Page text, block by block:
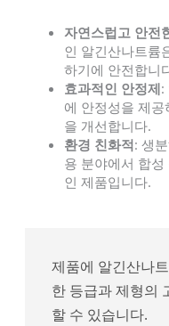
자연스럽고 안전
인 알긴산나트륨
하기에 안전합니
효과적인 안정제:
에 안정성을 제
을 개선합니다.
환경 친화적: 생
용 분야에서 합
인 제품입니다.
제품에 알긴산나
한 등급과 제형의
할 수 있습니다.